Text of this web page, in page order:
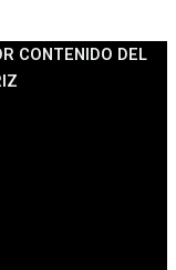
CONTENIDO DEL